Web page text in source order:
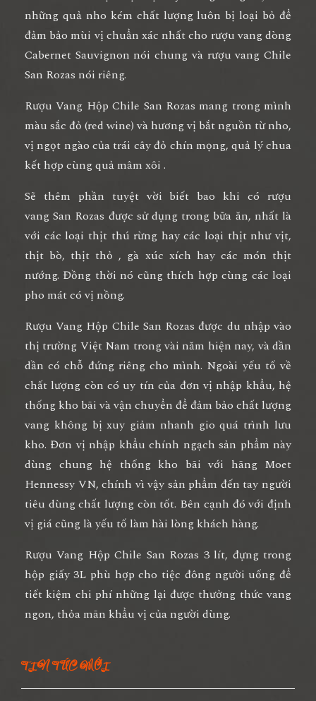
những quả nho kém chất lượng luôn bị loại bỏ để
đảm bảo mùi vị chuẩn xác nhất cho rượu vang dòng
Cabernet Sauvignon nói chung và rượu vang Chile
San Rozas nói riêng.
Rượu Vang Hộp Chile San Rozas mang trong mình
màu sắc đỏ (red wine) và hương vị bắt nguồn từ nho,
vị ngọt ngào của trái cây đỏ chín mọng, quả lý chua
kết hợp cùng quả mâm xôi .
Sẽ thêm phần tuyệt vời biết bao khi có rượu
vang San Rozas được sử dụng trong bữa ăn, nhất là
với các loại thịt thú rừng hay các loại thịt như vịt,
thịt bò, thịt thỏ , gà xúc xích hay các món thịt
nướng. Đồng thời nó cũng thích hợp cùng các loại
pho mát có vị nồng.
Rượu Vang Hộp Chile San Rozas được du nhập vào
thị trường Việt Nam trong vài năm hiện nay, và dần
dần có chỗ đứng riêng cho mình. Ngoài yếu tố về
chất lượng còn có uy tín của đơn vị nhập khẩu, hệ
thống kho bãi và vận chuyển để đảm bảo chất lượng
vang không bị xuy giảm nhanh gio quá trình lưu
kho. Đơn vị nhập khẩu chính ngạch sản phẩm này
dùng chung hệ thống kho bãi với hãng Moet
Hennessy VN, chính vì vậy sản phẩm đến tay người
tiêu dùng chất lượng còn tốt. Bên cạnh đó với định
vị giá cũng là yếu tố làm hài lòng khách hàng.
Rượu Vang Hộp Chile San Rozas 3 lít, đựng trong
hộp giấy 3L phù hợp cho tiệc đông người uống để
tiết kiệm chi phí những lại được thưởng thức vang
ngon, thỏa mãn khẩu vị của người dùng.
TIN TỨC MỚI